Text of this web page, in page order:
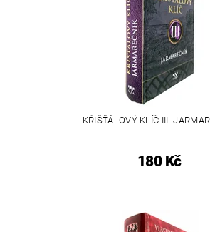
KŘIŠŤÁLOVÝ KLÍČ III.
180 Kč